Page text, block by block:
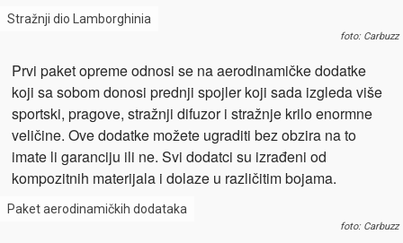
Stražnji dio Lamborghinia
foto: Carbuzz
Prvi paket opreme odnosi se na aerodinamičke dodatke
koji sa sobom donosi prednji spojler koji sada izgleda više
sportski, pragove, stražnji difuzor i stražnje krilo enormne
veličine. Ove dodatke možete ugraditi bez obzira na to
imate li garanciju ili ne. Svi dodatci su izrađeni od
kompozitnih materijala i dolaze u različitim bojama.
Paket aerodinamičkih dodataka
foto: Carbuzz